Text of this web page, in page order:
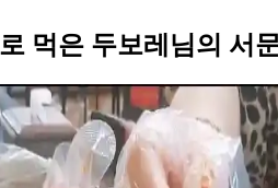
먹은 두보레님의 서